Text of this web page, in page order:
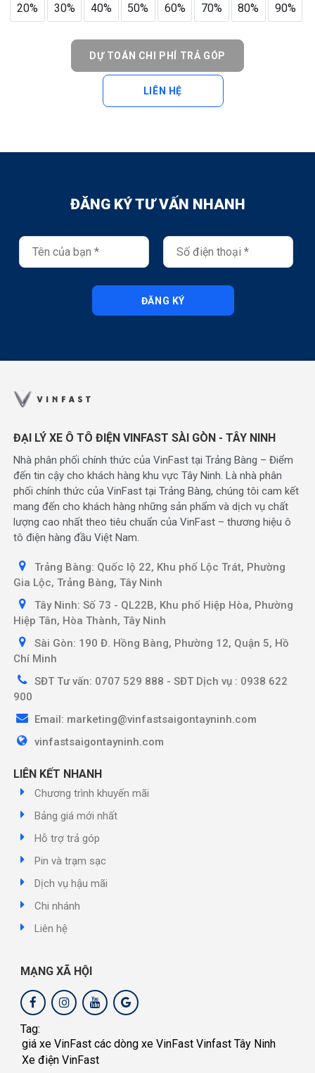
20% 30% 40% 50% 60% 70% 80% 90%
DỰ TOÁN CHI PHÍ TRẢ GÓP
LIÊN HỆ
ĐĂNG KÝ TƯ VẤN NHANH
ĐĂNG KÝ
ĐẠI LÝ XE Ô TÔ ĐIỆN VINFAST SÀI GÒN - TÂY NINH
Nhà phân phối chính thức của VinFast tại Trảng Bàng – Điểm
đến tin cậy cho khách hàng khu vực Tây Ninh. Là nhà phân
phối chính thức của VinFast tại Trảng Bàng, chúng tôi cam kết
mang đến cho khách hàng những sản phẩm và dịch vụ chất
lượng cao nhất theo tiêu chuẩn của VinFast – thương hiệu ô
tô điện hàng đầu Việt Nam.
Trảng Bàng: Quốc lộ 22, Khu phố Lộc Trát, Phường
Gia Lộc, Trảng Bàng, Tây Ninh
Tây Ninh: Số 73 - QL22B, Khu phố Hiệp Hòa, Phường
Hiệp Tân, Hòa Thành, Tây Ninh
Sài Gòn: 190 Đ. Hồng Bàng, Phường 12, Quận 5, Hồ
Chí Minh
SĐT Tư vấn: 0707 529 888 - SĐT Dịch vụ : 0938 622
900
Email: marketing@vinfastsaigontayninh.com
vinfastsaigontayninh.com
LIÊN KẾT NHANH
Chương trình khuyến mãi
Bảng giá mới nhất
Hỗ trợ trả góp
Pin và trạm sạc
Dịch vụ hậu mãi
Chi nhánh
Liên hệ
MẠNG XÃ HỘI
Tag:
giá xe VinFast các dòng xe VinFast Vinfast Tây Ninh
Xe điện VinFast